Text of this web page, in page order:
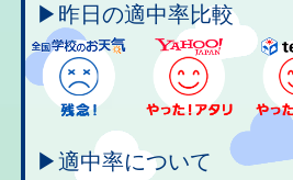
▶昨日の適中率比較
▶適中率について